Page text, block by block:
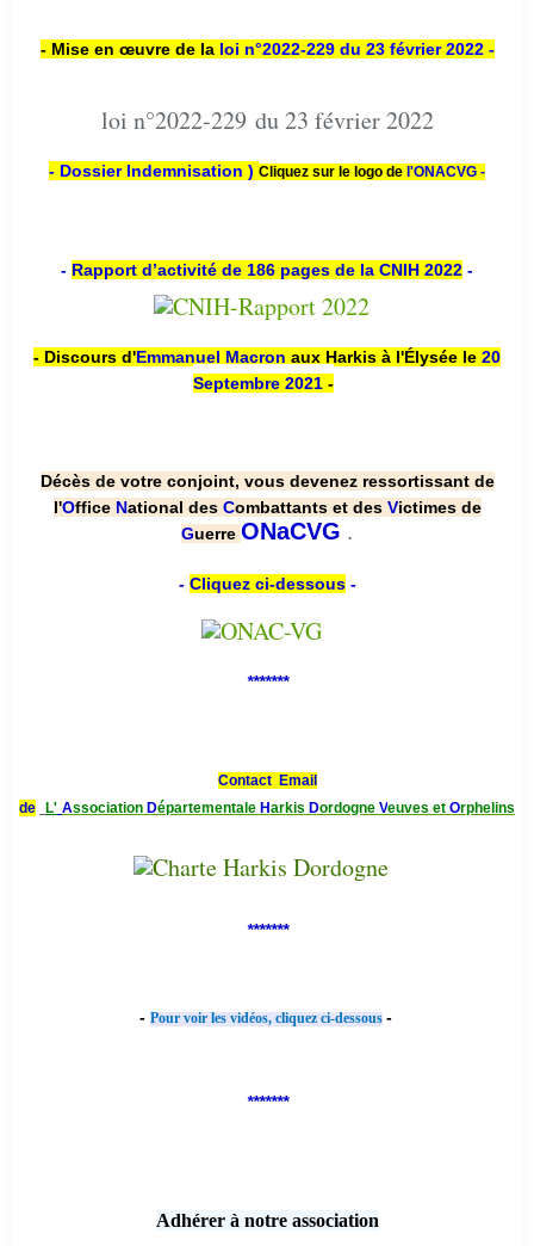
- Mise en œuvre de la loi n°2022-229 du 23 février 2022 -
loi n°2022-229 du 23 février 2022
- Dossier Indemnisation ) Cliquez sur le logo de l'ONACVG -
- Rapport d’activité de 186 pages de la CNIH 2022 -
- Discours d'Emmanuel Macron aux Harkis à l'Élysée le 20
Septembre 2021 -
Décès de votre conjoint, vous devenez ressortissant de
l'Office National des Combattants et des Victimes de
Guerre ONaCVG .
- Cliquez ci-dessous-
*******
Contact Email
de L' Association Départementale Harkis Dordogne Veuves et Orphelins
*******
- Pour voir les vidéos, cliquez ci-dessous -
*******
Adhérer à notre association